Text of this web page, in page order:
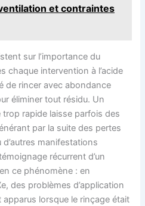
et contraintes
sur l’importance du
chaque intervention à l’acide
de rincer avec abondance
éliminer tout résidu. Un
rapide laisse parfois des
par la suite des pertes
manifestations
récurrent d’un
ce phénomène : en
des problèmes d’application
apparus lorsque le rinçage était